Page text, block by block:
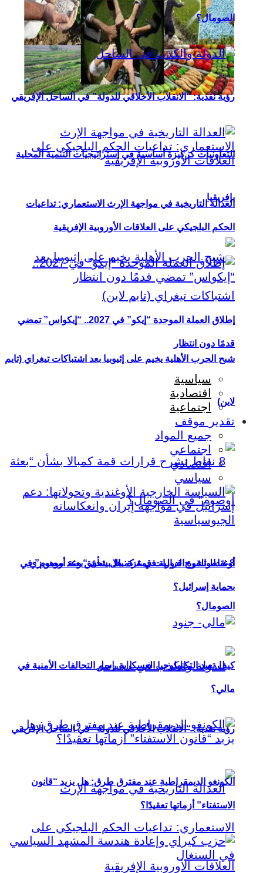
التعاونيات كركيزة أساسية في إستراتيجيات التنمية المحلية
بإفريقيا
شبح الحرب الأهلية يخيم على إثيوبيا بعد اشتباكات تيغراي (تايم
لاين)
8 نقاط تشرح قرارات قمة كمبالا بشأن “بعثة أوصوم” في
الصومال؟
رؤية نقدية: “الانقلاب الأخلاقي للدولة” في الساحل الإفريقي
الصومال؟
رؤية نقدية: “الانقلاب الأخلاقي للدولة” في الساحل الإفريقي
العدالة التاريخية في مواجهة الإرث الاستعماري: تداعيات
الحكم البلجيكي على العلاقات الأوروبية الإفريقية
إطلاق العملة الموحدة “إيكو” في 2027.. “إيكواس” تمضي
قدمًا دون انتظار
سياسية
اقتصادية
اجتماعية
تقدير موقف
جميع المواد
اجتماعي
اقتصادي
سياسي
أوغندا والقوة الدولية في غزة: هل يتحقق وعد موهويزي
بحماية إسرائيل؟
كيف تعيد التكنولوجيا العسكرية رسم التحالفات الأمنية في
مالي؟
الكونغو الديمقراطية عند مفترق طرق: هل يزيد “قانون
الاستفتاء” أزماتها تعقيدًا؟